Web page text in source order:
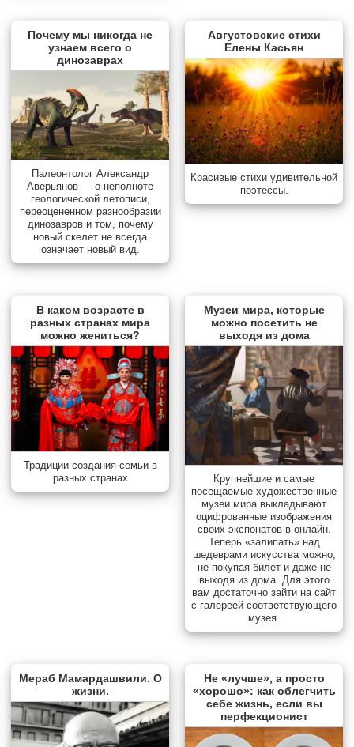
Почему мы никогда не
узнаем всего о
динозаврах
Палеонтолог Александр
Аверьянов — о неполноте
геологической летописи,
переоцененном разнообразии
динозавров и том, почему
новый скелет не всегда
означает новый вид.
Августовские стихи
Елены Касьян
Красивые стихи удивительной
поэтессы.
В каком возрасте в
разных странах мира
можно жениться?
Традиции создания семьи в
разных странах
Музеи мира, которые
можно посетить не
выходя из дома
Крупнейшие и самые
посещаемые художественные
музеи мира выкладывают
оцифрованные изображения
своих экспонатов в онлайн.
Теперь «залипать» над
шедеврами искусства можно,
не покупая билет и даже не
выходя из дома. Для этого
вам достаточно зайти на сайт
с галереей соответствующего
музея.
Мераб Мамардашвили. О
жизни.
Не «лучше», а просто
«хорошо»: как облегчить
себе жизнь, если вы
перфекционист